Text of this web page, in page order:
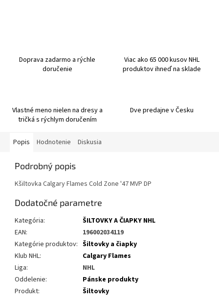
Doprava zadarmo a rýchle
doručenie
Viac ako 65 000 kusov NHL
produktov ihneď na sklade
Vlastné meno nielen na dresy a
tričká s rýchlym doručením
Dve predajne v Česku
Popis Hodnotenie Diskusia
Podrobný popis
Kšiltovka Calgary Flames Cold Zone '47 MVP DP
Dodatočné parametre
Kategória:
ŠILTOVKY A ČIAPKY NHL
EAN:
196002034119
Kategórie produktov: Šiltovky a čiapky
Klub NHL:
Calgary Flames
Liga:
NHL
Oddelenie:
Pánske produkty
Produkt: Šiltovky